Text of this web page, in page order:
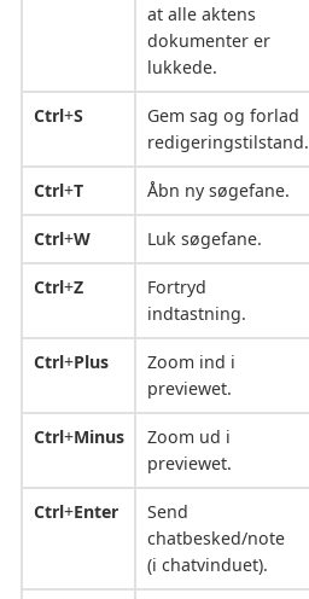
at alle aktens
dokumenter er
lukkede.
Ctrl+S
Gem sag og forlad
redigeringstilstand.
Ctrl+T Åbn ny søgefane.
Ctrl+W Luk søgefane.
Ctrl+Z
Fortryd
indtastning.
Ctrl+Plus
Zoom ind i
previewet.
Ctrl+Minus
Zoom ud i
previewet.
Ctrl+Enter
Send
chatbesked/note
(i chatvinduet).